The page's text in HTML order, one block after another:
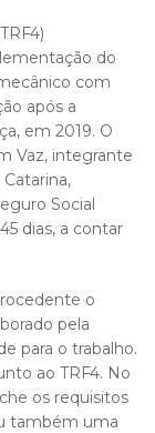
do
com
após a
em 2019. O
Vaz, integrante
Social
dias, a contar
o
pela
para o trabalho.
ao TRF4. No
os requisitos
também uma